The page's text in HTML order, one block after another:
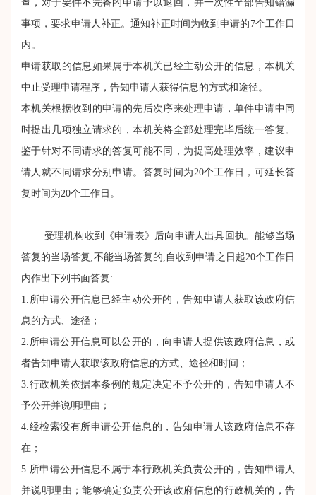
查，对于要件不完备的申请予以退回，并一次性全部告知错漏
事项，要求申请人补正。通知补正时间为收到申请的7个工作日
内。
申请获取的信息如果属于本机关已经主动公开的信息，本机关
中止受理申请程序，告知申请人获得信息的方式和途径。
本机关根据收到的申请的先后次序来处理申请，单件申请中同
时提出几项独立请求的，本机关将全部处理完毕后统一答复。
鉴于针对不同请求的答复可能不同，为提高处理效率，建议申
请人就不同请求分别申请。答复时间为20个工作日，可延长答
复时间为20个工作日。
受理机构收到《申请表》后向申请人出具回执。能够当场
答复的当场答复,不能当场答复的,自收到申请之日起20个工作日
内作出下列书面答复:
1.所申请公开信息已经主动公开的，告知申请人获取该政府信
息的方式、途径；
2.所申请公开信息可以公开的，向申请人提供该政府信息，或
者告知申请人获取该政府信息的方式、途径和时间；
3.行政机关依据本条例的规定决定不予公开的，告知申请人不
予公开并说明理由；
4.经检索没有所申请公开信息的，告知申请人该政府信息不存
在；
5.所申请公开信息不属于本行政机关负责公开的，告知申请人
并说明理由；能够确定负责公开该政府信息的行政机关的，告